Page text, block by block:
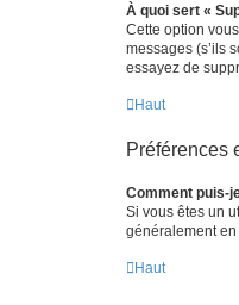
À quoi sert «
Cette option
messages (s’ils
essayez de
Haut
Préférences
Comment puis-
Si vous êtes un
généralement en
Haut